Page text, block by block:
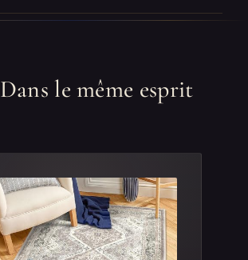
Dans le même esprit